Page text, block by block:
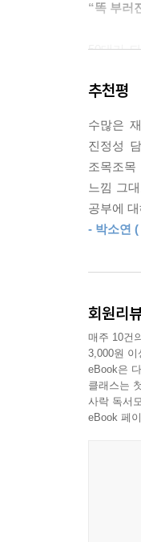
“똑 부러
50대가
오래가지
할미언
‘한눈에
자산 만
방법을
딱 필요
“고민만
재테크
이번에는
미래에
않았다.
자존감
태도를
어려워
추천평
수많은
진정성
조목조
느낌 그
공부에
- 박소연
회원리
매주 10건
3,000원 이
eBook은
클래스는
사락 독서
eBook 페